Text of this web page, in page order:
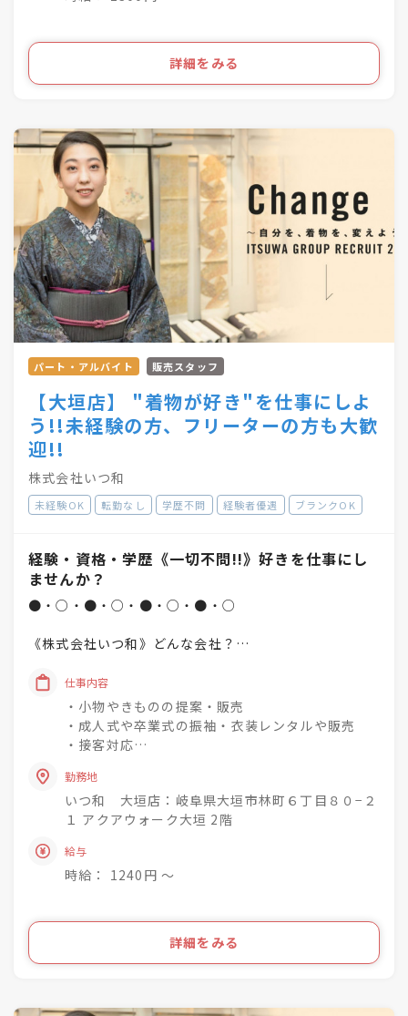
慣れてきたら、資料作成などの事務業務にチャレ
詳細をみる
パート・アルバイト 販売スタッフ
【大垣店】 "着物が好き"を仕事にしよ
う!!未経験の方、フリーターの方も大歓
迎!!
株式会社いつ和
未経験OK 転勤なし 学歴不問 経験者優遇 ブランクOK
経験・資格・学歴《一切不問!!》好きを仕事にし
ませんか？
●・○・●・○・●・○・●・○
《株式会社いつ和》どんな会社？
「一人でも多く、一度でも多く、
着物着姿を増やしていく」
という理念を掲げています♪
興味関心を深めながら
成長できる社風◎
「いつ和」29店舗
「いつ和・ふるーれ」4店舗
「成人式サロンKiRARA（振袖専門）」 4店舗
「きものの相談窓口MATSUYA」1店舗
仕事内容
・小物やきものの提案・販売
・成人式や卒業式の振袖・衣装レンタルや販売
・接客対応
・おでかけ会 / 着付け教室 / お手入れ相談会のご
案内
お客様のそんな疑問や不安を解消して差し上げて
きものをより身近に、気軽に、そして楽しんで頂
ライフスタイルの多様化を実現するのが私たちの
勤務地
いつ和 大垣店：岐阜県大垣市林町６丁目８０−２
１ アクアウォーク大垣 2階
給与
時給： 1240円 〜
詳細をみる